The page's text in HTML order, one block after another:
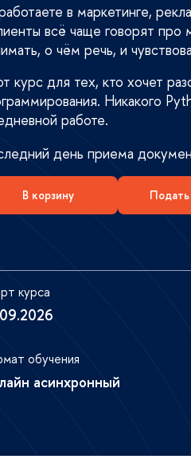
в маркетинге,
всё чаще говорят про
о чём речь, и
курс для тех, кто хочет
Никакого
работе.
день приема
корзину Подать
курса
обучения
асинхронный